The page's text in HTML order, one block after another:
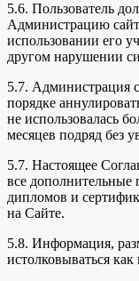
5.6. Пользователь
Администрацию
использовании его
другом нарушении
5.7. Администрация
порядке
не использовалась
месяцев подряд без
5.7. Настоящее
все дополнительные
дипломов и
на Сайте.
5.8. Информация,
истолковываться